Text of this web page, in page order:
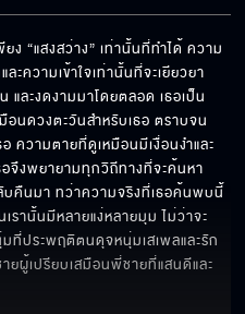
ง “แสงสว่าง” เท่านั้นที่ทำได้ ความ
ความเข้าใจเท่านั้นที่จะเยียวยา
ละงดงามมาโดยตลอด เธอเป็น
นดวงตะวันสำหรับเธอ ตราบจน
ความตายที่ดูเหมือนมีเงื่อนงำและ
จึงพยายามทุกวิถีทางที่จะค้นหา
คืนมา ทว่าความจริงที่เธอค้นพบนี้
รานั้นมีหลายแง่หลายมุม ไม่ว่าจะ
ที่ประพฤติตนดุจหนุ่มเสเพลและรัก
ยผู้เปรียบเสมือนพี่ชายที่แสนดีและ